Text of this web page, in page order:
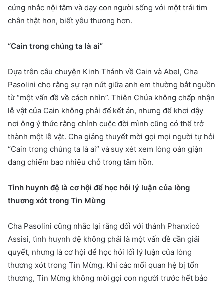
cứng nhắc nội tâm và dạy con người sống với một trái tim
chân thật hơn, biết yêu thương hơn.
“Cain trong chúng ta là ai”
Dựa trên câu chuyện Kinh Thánh về Cain và Abel, Cha
Pasolini cho rằng sự rạn nứt giữa anh em thường bắt nguồn
từ “một vấn đề về cách nhìn”. Thiên Chúa không chấp nhận
lễ vật của Cain không phải để kết án, nhưng để khơi dậy
nơi ông ý thức rằng chính cuộc đời mình cũng có thể trở
thành một lễ vật. Cha giảng thuyết mời gọi mọi người tự hỏi
“Cain trong chúng ta là ai” và suy xét xem lòng oán giận
đang chiếm bao nhiêu chỗ trong tâm hồn.
Tình huynh đệ là cơ hội để học hỏi lý luận của lòng
thương xót trong Tin Mừng
Cha Pasolini cũng nhắc lại rằng đối với thánh Phanxicô
Assisi, tình huynh đệ không phải là một vấn đề cần giải
quyết, nhưng là cơ hội để học hỏi lối lý luận của lòng
thương xót trong Tin Mừng. Khi các mối quan hệ bị tổn
thương, Tin Mừng không mời gọi con người trước hết bảo